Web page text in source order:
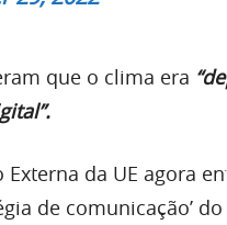
que o clima era
da UE agora
de comunicação’